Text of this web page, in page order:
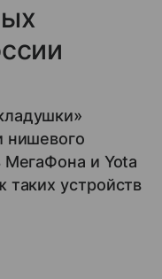
нишевого
МегаФона и Yota
таких устройств